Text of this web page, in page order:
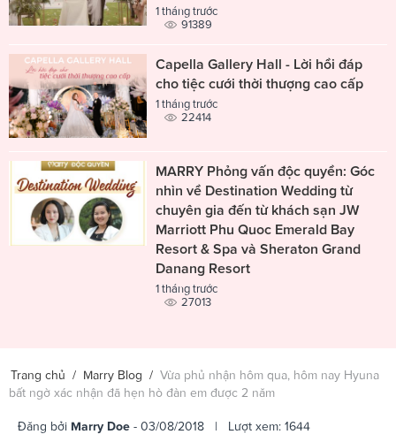
1 tháng trước
91389
Capella Gallery Hall - Lời hồi đáp
cho tiệc cưới thời thượng cao cấp
1 tháng trước
22414
MARRY Phỏng vấn độc quyền: Góc
nhìn về Destination Wedding từ
chuyên gia đến từ khách sạn JW
Marriott Phu Quoc Emerald Bay
Resort & Spa và Sheraton Grand
Danang Resort
1 tháng trước
27013
Trang chủ / Marry Blog / Vừa phủ nhận hôm qua, hôm nay Hyuna
bất ngờ xác nhận đã hẹn hò đàn em được 2 năm
Đăng bởi Marry Doe - 03/08/2018 | Lượt xem: 1644